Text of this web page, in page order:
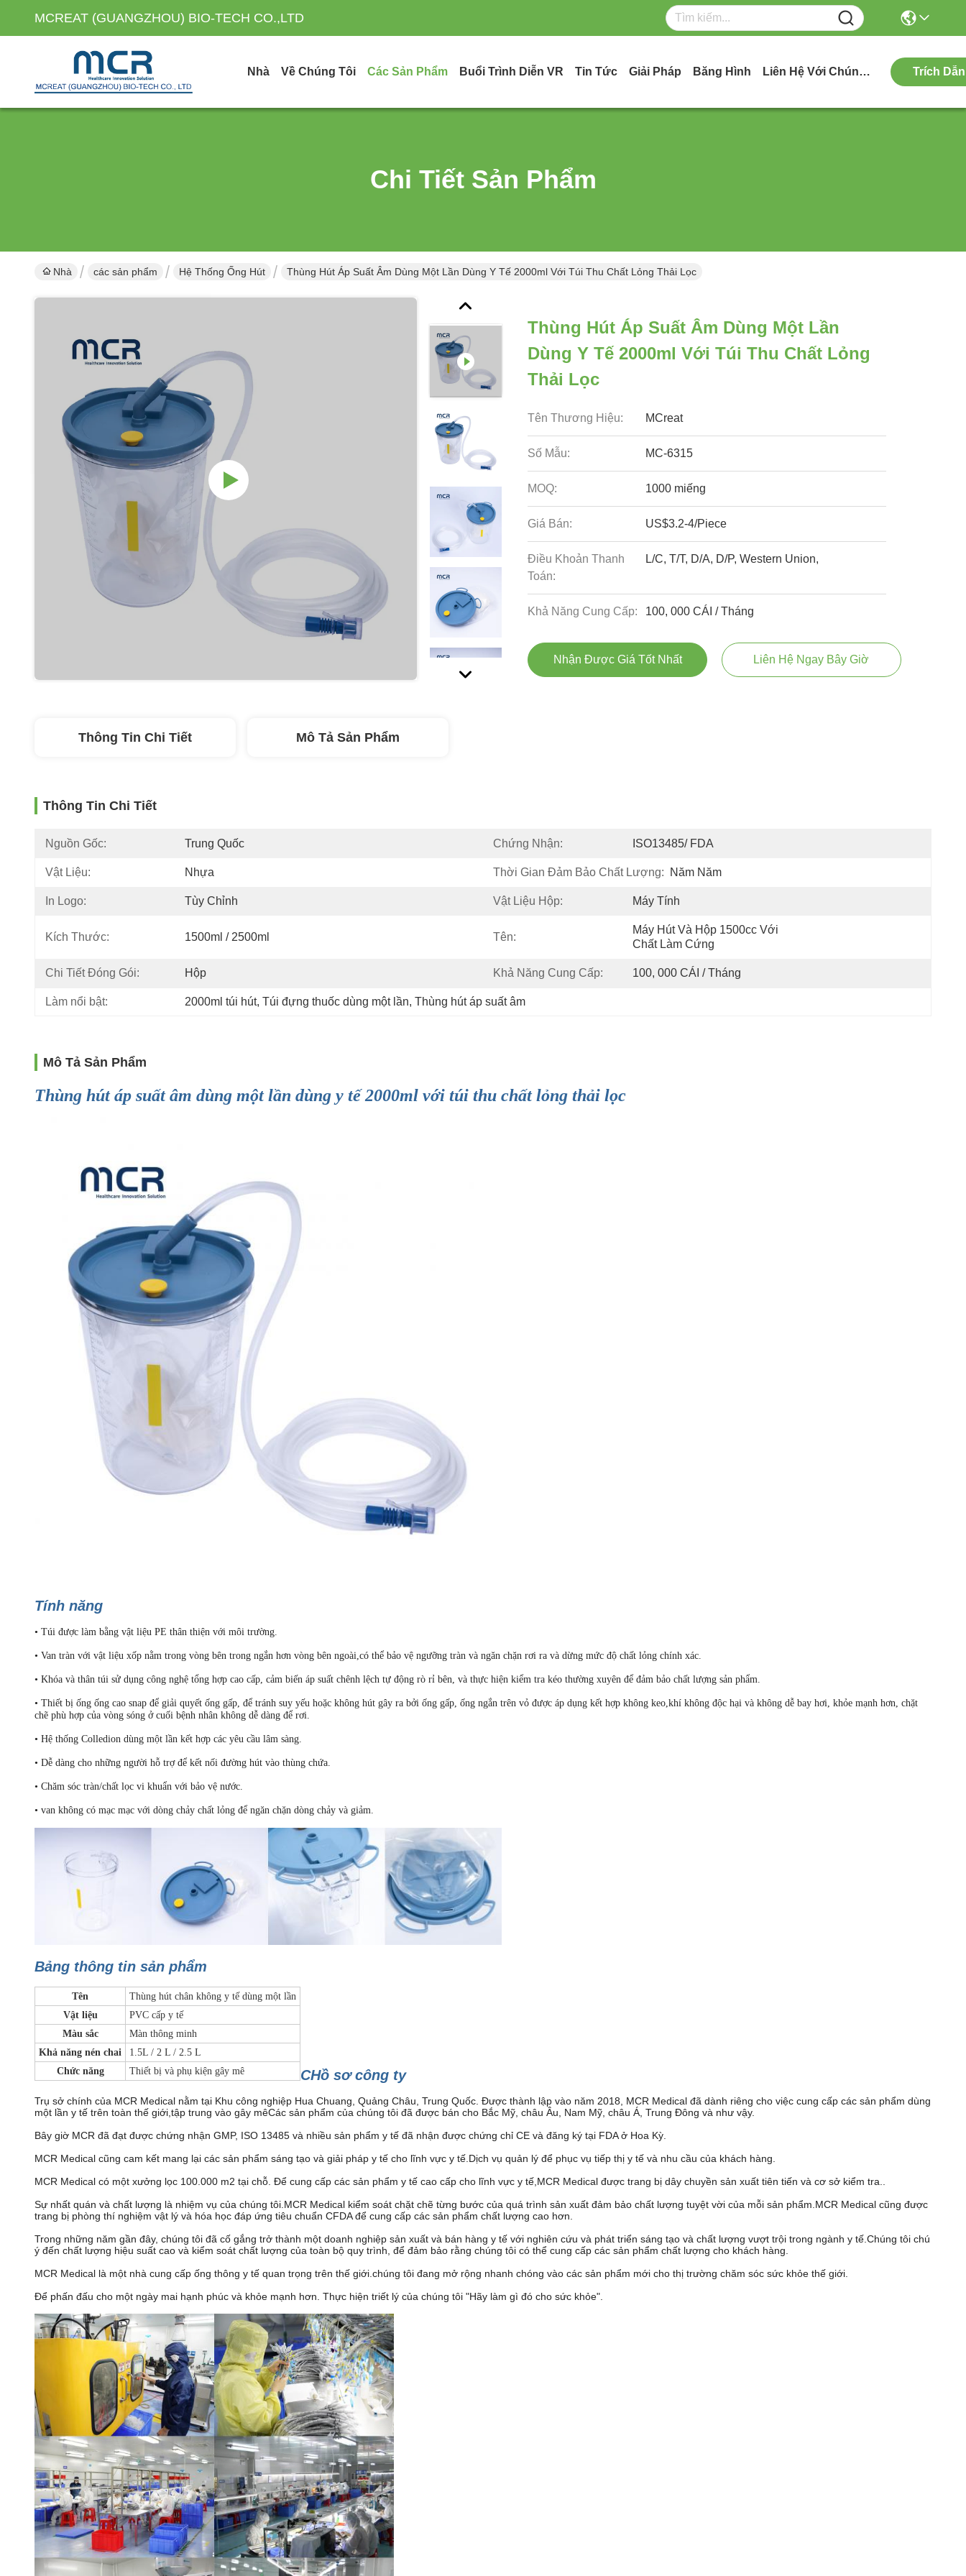
MCREAT (GUANGZHOU) BIO-TECH CO.,LTD
Nhà Về Chúng Tôi Các Sản Phẩm Buổi Trình Diễn VR Tin Tức Giải Pháp Băng Hình Liên Hệ Với Chúng Tôi Trích Dẫn
Chi Tiết Sản Phẩm
Nhà các sản phẩm Hệ Thống Ống Hút Thùng Hút Áp Suất Âm Dùng Một Lần Dùng Y Tế 2000ml Với Túi Thu Chất Lỏng Thải Lọc
Thùng Hút Áp Suất Âm Dùng Một Lần
Dùng Y Tế 2000ml Với Túi Thu Chất Lỏng
Thải Lọc
Tên Thương Hiệu: MCreat
Số Mẫu: MC-6315
MOQ: 1000 miếng
Giá Bán: US$3.2-4/Piece
Điều Khoản Thanh
Toán:
L/C, T/T, D/A, D/P, Western Union,
Khả Năng Cung Cấp: 100, 000 CÁI / Tháng
Nhận Được Giá Tốt Nhất Liên Hệ Ngay Bây Giờ
Thông Tin Chi Tiết Mô Tả Sản Phẩm
Thông Tin Chi Tiết
Nguồn Gốc: Trung Quốc Chứng Nhận: ISO13485/ FDA
Vật Liệu: Nhựa Thời Gian Đảm Bảo Chất Lượng: Năm Năm
In Logo: Tùy Chỉnh Vật Liệu Hộp: Máy Tính
Kích Thước: 1500ml / 2500ml Tên:
Máy Hút Và Hộp 1500cc Với
Chất Làm Cứng
Chi Tiết Đóng Gói: Hộp Khả Năng Cung Cấp: 100, 000 CÁI / Tháng
Làm nổi bật: 2000ml túi hút, Túi đựng thuốc dùng một lần, Thùng hút áp suất âm
Mô Tả Sản Phẩm
Thùng hút áp suất âm dùng một lần dùng y tế 2000ml với túi thu chất lỏng thải lọc
Tính năng
• Túi được làm bằng vật liệu PE thân thiện với môi trường.
• Van tràn với vật liệu xốp nằm trong vòng bên trong ngắn hơn vòng bên ngoài,có thể bảo vệ ngưỡng tràn và ngăn chặn rơi ra và dừng mức độ chất lỏng chính xác.
• Khóa và thân túi sử dụng công nghệ tổng hợp cao cấp, cảm biến áp suất chênh lệch tự động rò rỉ bên, và thực hiện kiểm tra kéo thường xuyên để đảm bảo chất lượng sản phẩm.
• Thiết bị ống ống cao snap để giải quyết ống gấp, để tránh suy yếu hoặc không hút gây ra bởi ống gấp, ống ngắn trên vỏ được áp dụng kết hợp không keo,khí không độc hại và không dễ bay hơi, khỏe mạnh hơn, chặt
chẽ phù hợp của vòng sóng ở cuối bệnh nhân không dễ dàng để rơi.
• Hệ thống Colledion dùng một lần kết hợp các yêu cầu lâm sàng.
• Dễ dàng cho những người hỗ trợ để kết nối đường hút vào thùng chứa.
• Chăm sóc tràn/chất lọc vi khuẩn với bảo vệ nước.
• van không có mạc mạc với dòng chảy chất lỏng để ngăn chặn dòng chảy và giảm.
Bảng thông tin sản phẩm
Tên
Thùng hút chân không y tế dùng một lần
Vật liệu
PVC cấp y tế
Màu sắc
Màn thông minh
Khả năng nén chai
1.5L / 2 L / 2.5 L
Chức năng
Thiết bị và phụ kiện gây mê CHồ sơ công ty
Trụ sở chính của MCR Medical nằm tại Khu công nghiệp Hua Chuang, Quảng Châu, Trung Quốc. Được thành lập vào năm 2018, MCR Medical đã dành riêng cho việc cung cấp các sản phẩm dùng
một lần y tế trên toàn thế giới,tập trung vào gây mêCác sản phẩm của chúng tôi đã được bán cho Bắc Mỹ, châu Âu, Nam Mỹ, châu Á, Trung Đông và như vậy.
Bây giờ MCR đã đạt được chứng nhận GMP, ISO 13485 và nhiều sản phẩm y tế đã nhận được chứng chỉ CE và đăng ký tại FDA ở Hoa Kỳ.
MCR Medical cũng cam kết mang lại các sản phẩm sáng tạo và giải pháp y tế cho lĩnh vực y tế.Dịch vụ quản lý để phục vụ tiếp thị y tế và nhu cầu của khách hàng.
MCR Medical có một xưởng lọc 100.000 m2 tại chỗ. Để cung cấp các sản phẩm y tế cao cấp cho lĩnh vực y tế,MCR Medical được trang bị dây chuyền sản xuất tiên tiến và cơ sở kiểm tra..
Sự nhất quán và chất lượng là nhiệm vụ của chúng tôi.MCR Medical kiểm soát chặt chẽ từng bước của quá trình sản xuất đảm bảo chất lượng tuyệt vời của mỗi sản phẩm.MCR Medical cũng được
trang bị phòng thí nghiệm vật lý và hóa học đáp ứng tiêu chuẩn CFDA để cung cấp các sản phẩm chất lượng cao hơn.
Trong những năm gần đây, chúng tôi đã cố gắng trở thành một doanh nghiệp sản xuất và bán hàng y tế với nghiên cứu và phát triển sáng tạo và chất lượng vượt trội trong ngành y tế.Chúng tôi chú
ý đến chất lượng hiệu suất cao và kiểm soát chất lượng của toàn bộ quy trình, để đảm bảo rằng chúng tôi có thể cung cấp các sản phẩm chất lượng cho khách hàng.
MCR Medical là một nhà cung cấp ống thông y tế quan trọng trên thế giới.chúng tôi đang mở rộng nhanh chóng vào các sản phẩm mới cho thị trường chăm sóc sức khỏe thế giới.
Để phấn đấu cho một ngày mai hạnh phúc và khỏe mạnh hơn. Thực hiện triết lý của chúng tôi "Hãy làm gì đó cho sức khỏe".